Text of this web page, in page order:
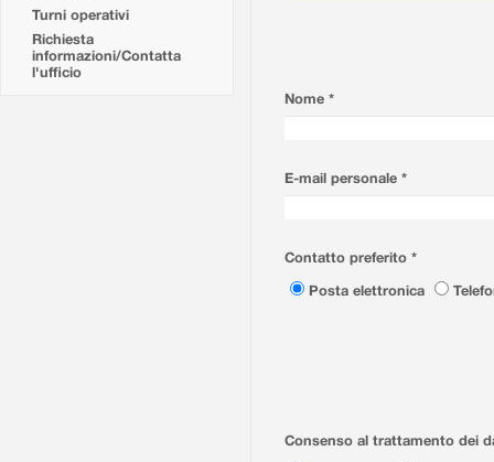
Turni operativi
Richiesta
informazioni/Contatta
l'ufficio
Nome *
E-mail personale *
Contatto preferito *
Posta elettronica
Consenso al trattamento dei